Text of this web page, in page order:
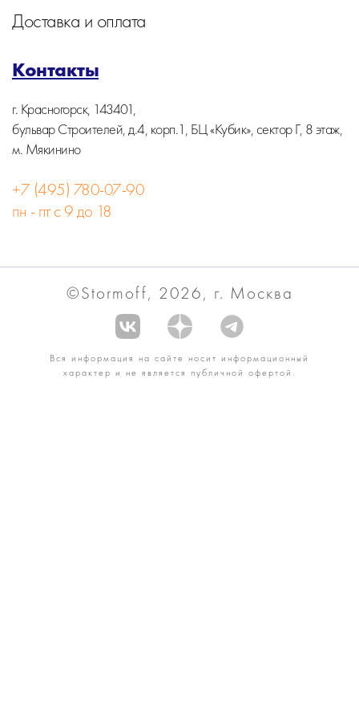
Доставка и оплата
Контакты
г. Красногорск, 143401,
бульвар Строителей, д.4, корп.1, БЦ «Кубик», сектор Г, 8 этаж,
м. Мякинино
+7 (495) 780-07-90
пн - пт с 9 до 18
©Stormoff, 2026, г. Москва
Вся информация на сайте носит информационный
характер и не является публичной офертой.